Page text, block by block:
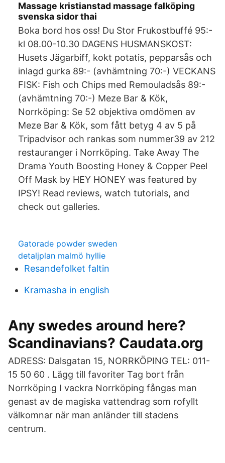
Massage kristianstad massage falköping
svenska sidor thai
Boka bord hos oss! Du Stor Frukostbuffé 95:-
kl 08.00-10.30 DAGENS HUSMANSKOST:
Husets Jägarbiff, kokt potatis, pepparsås och
inlagd gurka 89:- (avhämtning 70:-) VECKANS
FISK: Fish och Chips med Remouladsås 89:-
(avhämtning 70:-) Meze Bar & Kök,
Norrköping: Se 52 objektiva omdömen av
Meze Bar & Kök, som fått betyg 4 av 5 på
Tripadvisor och rankas som nummer39 av 212
restauranger i Norrköping. Take Away The
Drama Youth Boosting Honey & Copper Peel
Off Mask by HEY HONEY was featured by
IPSY! Read reviews, watch tutorials, and
check out galleries.
Gatorade powder sweden
detaljplan malmö hyllie
Resandefolket faltin
Kramasha in english
Any swedes around here?
Scandinavians? Caudata.org
ADRESS: Dalsgatan 15, NORRKÖPING TEL: 011-
15 50 60 . Lägg till favoriter Tag bort från
Norrköping I vackra Norrköping fångas man
genast av de magiska vattendrag som rofyllt
välkomnar när man anländer till stadens
centrum.